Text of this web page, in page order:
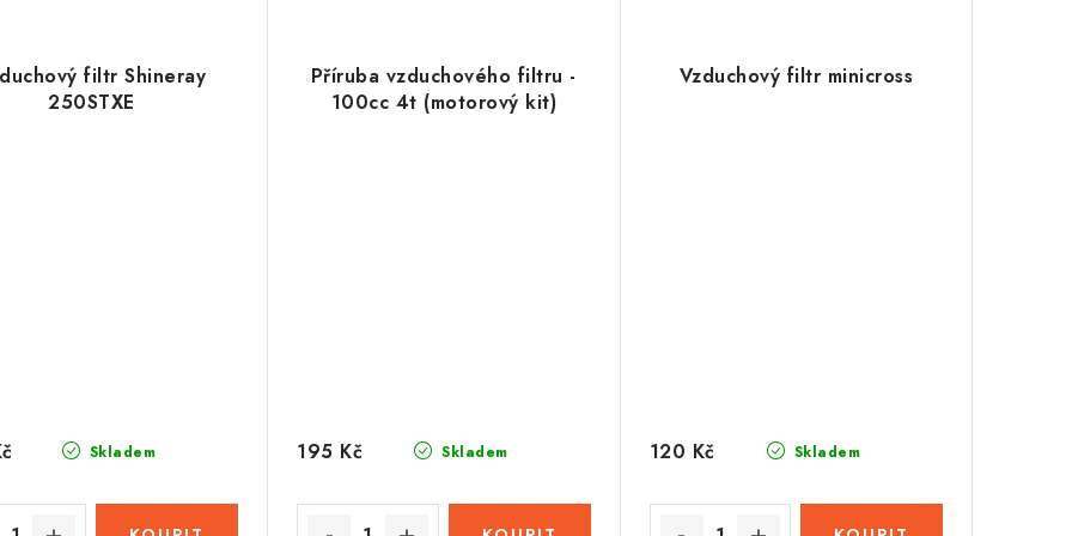
filtr Shineray
250STXE
Skladem
Příruba vzduchového filtru -
100cc 4t (motorový kit)
Skladem
195 Kč
Vzduchový filtr minicross
Skladem
120 Kč